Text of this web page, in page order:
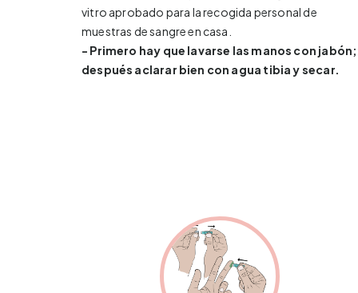
vitro aprobado para la recogida personal de
muestras de sangre en casa.
- Primero hay que lavarse las manos con jabón;
después aclarar bien con agua tibia y secar.